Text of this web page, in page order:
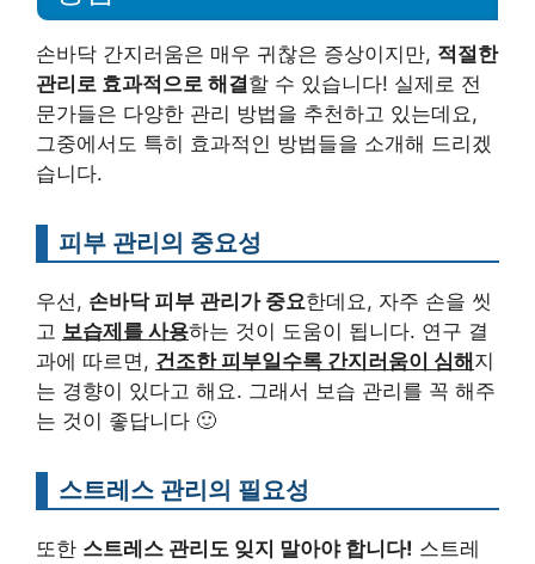
손바닥 간지러움은 매우 귀찮은 증상이지만, 적절한
관리로 효과적으로 해결할 수 있습니다! 실제로 전
문가들은 다양한 관리 방법을 추천하고 있는데요,
그중에서도 특히 효과적인 방법들을 소개해 드리겠
습니다.
피부 관리의 중요성
우선, 손바닥 피부 관리가 중요한데요, 자주 손을 씻
고 보습제를 사용하는 것이 도움이 됩니다. 연구 결
과에 따르면, 건조한 피부일수록 간지러움이 심해지
는 경향이 있다고 해요. 그래서 보습 관리를 꼭 해주
는 것이 좋답니다 🙂
스트레스 관리의 필요성
또한 스트레스 관리도 잊지 말아야 합니다! 스트레